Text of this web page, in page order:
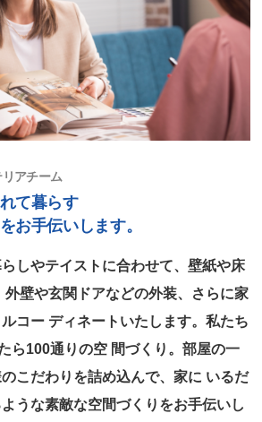
アチーム
て暮らす
お手伝いします。
しやテイストに合わせて、壁紙や床
外壁や玄関ドアなどの外装、さらに家
コー ディネートいたします。私たち
ら100通りの空 間づくり。部屋の一
こだわりを詰め込んで、家に いるだ
うな素敵な空間づくりをお手伝いし